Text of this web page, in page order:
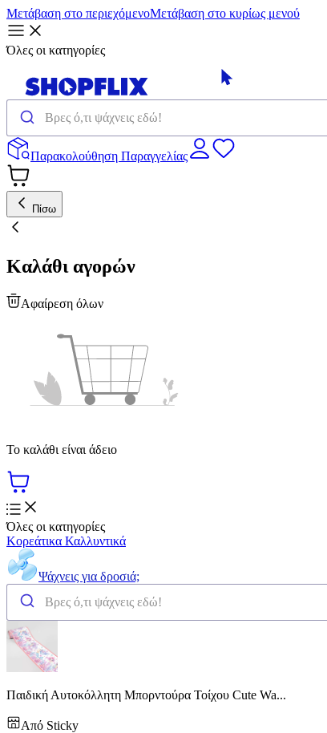
Μετάβαση στο περιεχόμενοΜετάβαση στο κυρίως μενού
Όλες οι κατηγορίες
Παρακολούθηση Παραγγελίας
Πίσω
Καλάθι αγορών
Αφαίρεση όλων
Το καλάθι είναι άδειο
Όλες οι κατηγορίες
Κορεάτικα Καλλυντικά
Ψάχνεις για δροσιά;
Παιδική Αυτοκόλλητη Μπορντούρα Τοίχου Cute Wa...
Από Sticky